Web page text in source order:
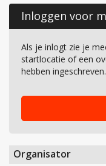
Inloggen voor
Als je inlogt zie je
startlocatie of een
hebben ingeschreven.
Organisator